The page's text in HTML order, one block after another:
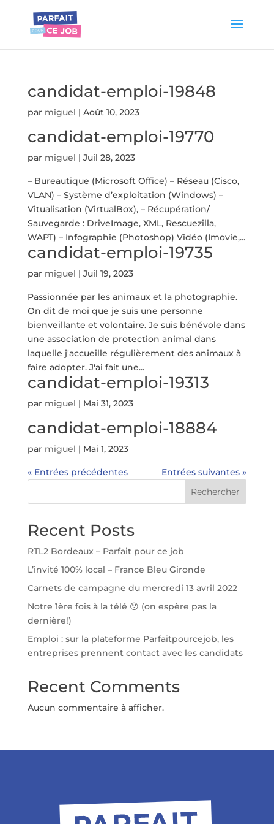
candidat-emploi-19848
par miguel | Août 10, 2023
candidat-emploi-19770
par miguel | Juil 28, 2023
– Bureautique (Microsoft Office) – Réseau (Cisco,
VLAN) – Système d’exploitation (Windows) –
Vitualisation (VirtualBox), – Récupération/
Sauvegarde : DriveImage, XML, Rescuezilla,
WAPT) – Infographie (Photoshop) Vidéo (Imovie,...
candidat-emploi-19735
par miguel | Juil 19, 2023
Passionnée par les animaux et la photographie.
On dit de moi que je suis une personne
bienveillante et volontaire. Je suis bénévole dans
une association de protection animal dans
laquelle j'accueille régulièrement des animaux à
faire adopter. J'ai fait une...
candidat-emploi-19313
par miguel | Mai 31, 2023
candidat-emploi-18884
par miguel | Mai 1, 2023
« Entrées précédentes
Entrées suivantes »
Rechercher
Recent Posts
RTL2 Bordeaux – Parfait pour ce job
L’invité 100% local – France Bleu Gironde
Carnets de campagne du mercredi 13 avril 2022
Notre 1ère fois à la télé 😯 (on espère pas la
dernière!)
Emploi : sur la plateforme Parfaitpourcejob, les
entreprises prennent contact avec les candidats
Recent Comments
Aucun commentaire à afficher.